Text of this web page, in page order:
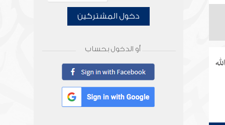
دخول المشتركين
أو الدخول بحساب